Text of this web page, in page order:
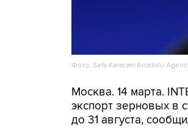
Фото: Sefa Karacan/Anadolu
Москва. 14 марта.
экспорт зерновых в
до 31 августа,